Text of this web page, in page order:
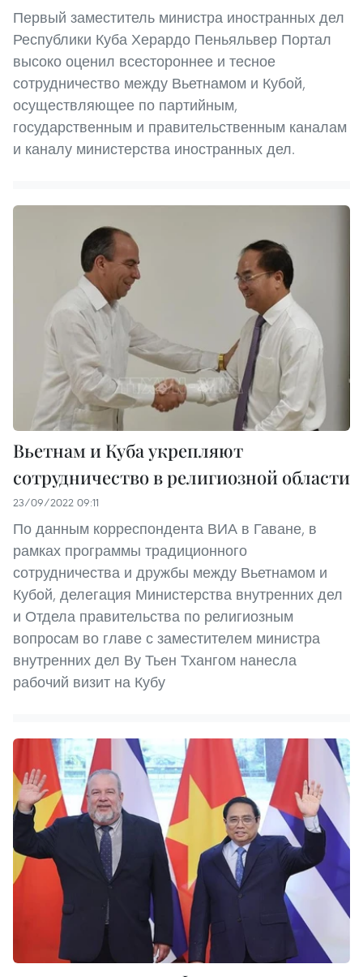
Первый заместитель министра иностранных дел
Республики Куба Херардо Пеньяльвер Портал
высоко оценил всестороннее и тесное
сотрудничество между Вьетнамом и Кубой,
осуществляющее по партийным,
государственным и правительственным каналам
и каналу министерства иностранных дел.
Вьетнам и Куба укрепляют
сотрудничество в религиозной области
23/09/2022 09:11
По данным корреспондента ВИА в Гаване, в
рамках программы традиционного
сотрудничества и дружбы между Вьетнамом и
Кубой, делегация Министерства внутренних дел
и Отдела правительства по религиозным
вопросам во главе с заместителем министра
внутренних дел Ву Тьен Тхангом нанесла
рабочий визит на Кубу